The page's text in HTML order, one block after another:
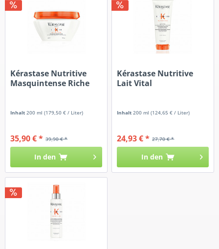
Kérastase Nutritive
Masquintense Riche
Inhalt200 ml(179,50 € / Liter)
39,90 € *
35,90 € *
In den
Kérastase Nutritive
Lait Vital
Inhalt200 ml(124,65 € / Liter)
27,70 € *
24,93 € *
In den